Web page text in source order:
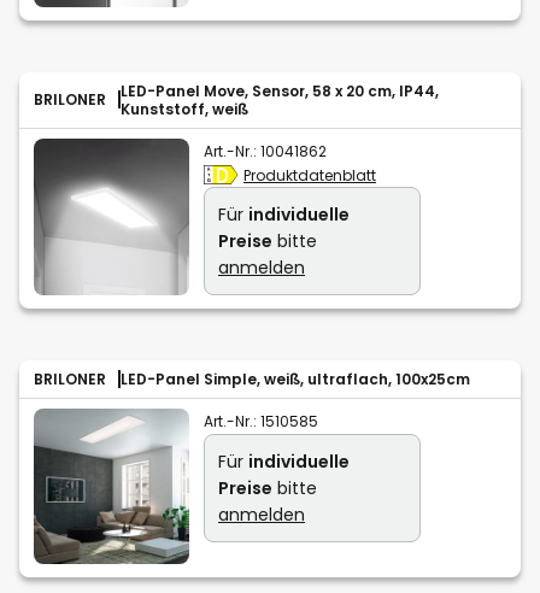
BRILONER
LED-Panel Move, Sensor, 58 x 20 cm, IP44,
Kunststoff, weiß
Art.-Nr.: 10041862
Produktdatenblatt
Für individuelle
Preise bitte
anmelden
BRILONER LED-Panel Simple, weiß, ultraflach, 100x25cm
Art.-Nr.: 1510585
Für individuelle
Preise bitte
anmelden